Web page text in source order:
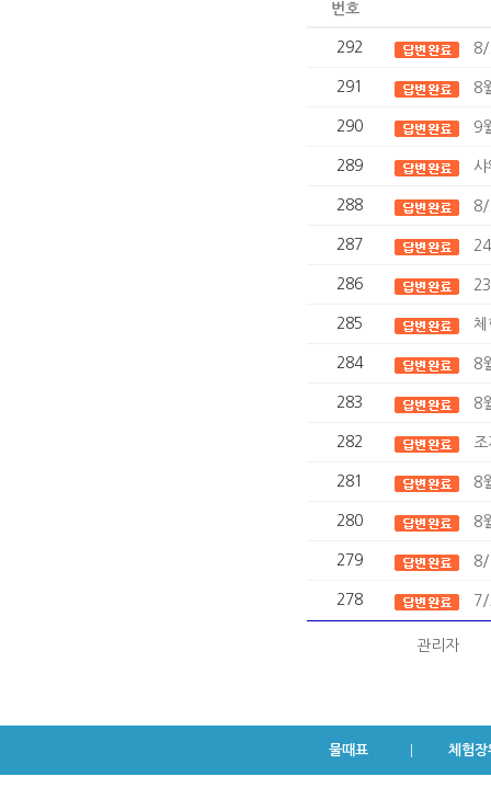
번호
292 8/
291 8
290 9
289
288 8/
287
286
285 체
284 8
283 8
282
281 8
280 8
279 8/
278 7/
관리자
물때표 체험장